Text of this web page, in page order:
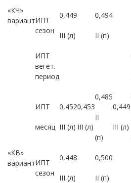
«КЧ»
вариантИПТ
сезон
0,449
III (л)
0,494
II (п)
ИПТ
вегет.
период
«КВ»
вариант
ИПТ
месяц
0,452
III (л)
0,453
III (л)
0,485
II
(п)
0,449
III (л)
ИПТ
сезон
0,448
III (л)
0,500
II (п)